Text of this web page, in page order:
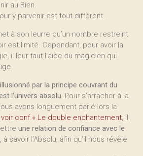
au Bien.
y parvenir est tout différent.
à son leurre qu’un nombre restreint
est limité. Cependant, pour avoir la
il leur faut l’aide du magicien qui
par la principe couvrant du
l’univers absolu. Pour s’arracher à la
avons longuement parlé lors la
voir conf « Le double enchantement, il
une relation de confiance avec le
, à savoir l’Absolu, afin qu’il nous révèle